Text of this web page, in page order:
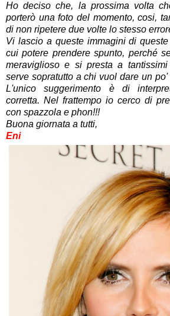
Ho deciso che, la prossima volta
porterò una foto del momento, cosi,
di non ripetere due volte lo stesso
Vi lascio a queste immagini di
cui potere prendere spunto, perché
meraviglioso e si presta a
serve sopratutto a chi vuol dare un po'
L'unico suggerimento è di
corretta. Nel frattempo io cerco di
con spazzola e phon!!!
Buona giornata a tutti,
Eni